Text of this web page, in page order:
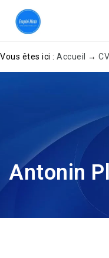
Vous êtes ici : Accueil → CV
Antonin